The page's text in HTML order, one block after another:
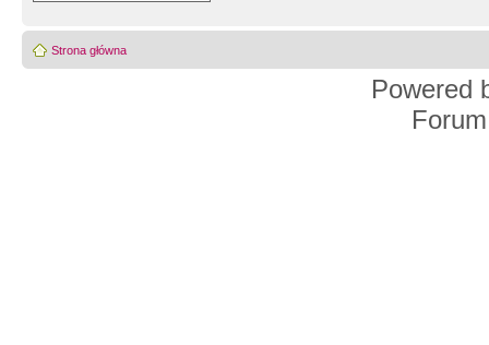
Strona główna
Powered